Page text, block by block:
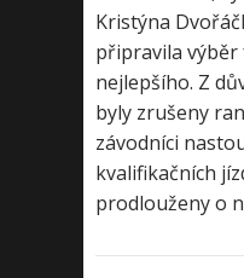
Kristýna
připravila
nejlepšího. Z
byly zrušeny
závodníci
kvalifikačních
prodlouženy o